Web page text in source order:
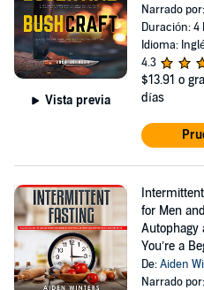
Vista previa
Narrado por:
Duración: 4
Idioma:
4.3
$13.91 o
días
for Men
Autophagy
You’re a
De:Aiden
Narrado por: